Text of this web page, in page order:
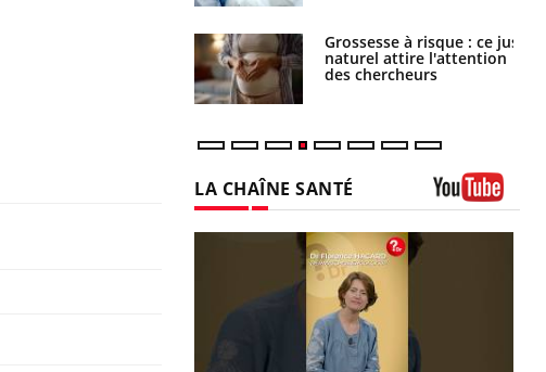
Grossesse à risque : ce jus
naturel attire l'attention
des chercheurs
LA CHAÎNE SANTÉ